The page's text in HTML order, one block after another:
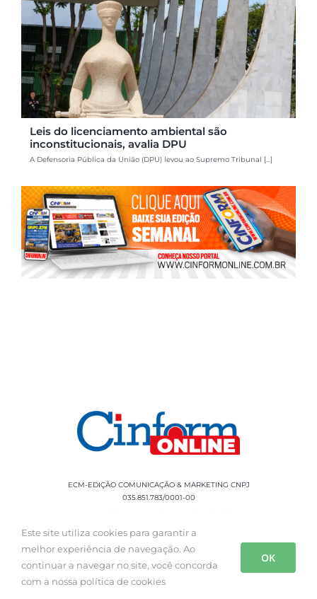
Leis do licenciamento ambiental são
inconstitucionais, avalia DPU
A Defensoria Pública da União (DPU) levou ao Supremo Tribunal [...]
ECM-EDIÇÃO COMUNICAÇÃO & MARKETING CNPJ
035.851.783/0001-00
Rua Sílvio Cesar Leite, 90 Salgado Filho -
Aracaju, SE, CEP: 49020-060 Fone: +55 79
Este site utiliza cookies para garantir a
melhor experiência de navegação. Ao
continuar a navegar no site, você concorda
com a nossa política de cookies
OK